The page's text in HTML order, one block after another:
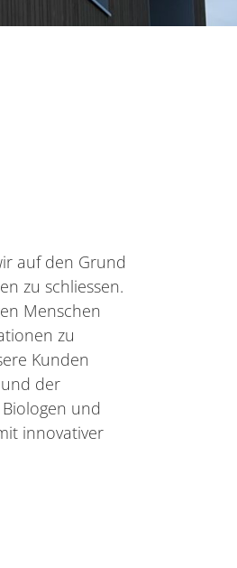
auf den Grund
zu schliessen.
Menschen
zu
Kunden
der
und
innovativer